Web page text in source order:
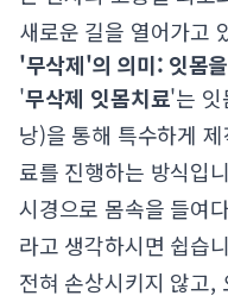
새로운 길을 열어가고
'무삭제'의 의미: 잇몸
'무삭제 잇몸치료'는 잇
낭)을 통해 특수하게
료를 진행하는 방식입
시경으로 몸속을 들여
라고 생각하시면 쉽습
전혀 손상시키지 않고,